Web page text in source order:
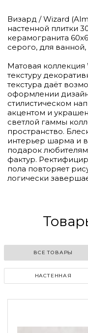
Визард / Wizard
настенной плитки
керамогранита
серого, для ванной,
Матовая коллекция
текстуру
текстура даёт
оформлении
стилистическом
акцентом и
светлой гаммы
пространство.
интерьер шарма и
подарок
фактур.
пола повторяет
логически
ВСЕ ТОВАРЫ
НАСТЕННАЯ